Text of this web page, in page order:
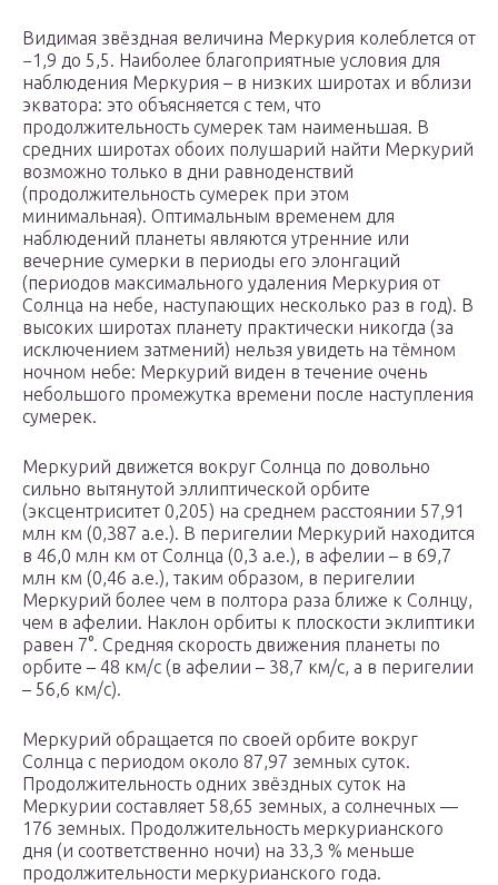
Видимая звёздная величина Меркурия колеблется от
−1,9 до 5,5. Наиболее благоприятные условия для
наблюдения Меркурия – в низких широтах и вблизи
экватора: это объясняется с тем, что
продолжительность сумерек там наименьшая. В
средних широтах обоих полушарий найти Меркурий
возможно только в дни равноденствий
(продолжительность сумерек при этом
минимальная). Оптимальным временем для
наблюдений планеты являются утренние или
вечерние сумерки в периоды его элонгаций
(периодов максимального удаления Меркурия от
Солнца на небе, наступающих несколько раз в год). В
высоких широтах планету практически никогда (за
исключением затмений) нельзя увидеть на тёмном
ночном небе: Меркурий виден в течение очень
небольшого промежутка времени после наступления
сумерек.
Меркурий движется вокруг Солнца по довольно
сильно вытянутой эллиптической орбите
(эксцентриситет 0,205) на среднем расстоянии 57,91
млн км (0,387 а.е.). В перигелии Меркурий находится
в 46,0 млн км от Солнца (0,3 а.е.), в афелии – в 69,7
млн км (0,46 а.е.), таким образом, в перигелии
Меркурий более чем в полтора раза ближе к Солнцу,
чем в афелии. Наклон орбиты к плоскости эклиптики
равен 7°. Средняя скорость движения планеты по
орбите – 48 км/с (в афелии – 38,7 км/с, а в перигелии
– 56,6 км/с).
Меркурий обращается по своей орбите вокруг
Солнца с периодом около 87,97 земных суток.
Продолжительность одних звёздных суток на
Меркурии составляет 58,65 земных, а солнечных —
176 земных. Продолжительность меркурианского
дня (и соответственно ночи) на 33,3 % меньше
продолжительности меркурианского года.